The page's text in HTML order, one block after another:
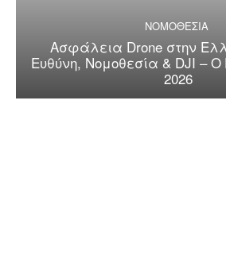
ΝΟΜΟΘΕΣΙΑ
Ασφάλεια Drone στην
Ευθύνη, Νομοθεσία & DJI –
2026